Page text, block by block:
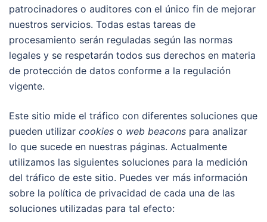
patrocinadores o auditores con el único fin de mejorar
nuestros servicios. Todas estas tareas de
procesamiento serán reguladas según las normas
legales y se respetarán todos sus derechos en materia
de protección de datos conforme a la regulación
vigente.
Este sitio mide el tráfico con diferentes soluciones que
pueden utilizar cookies o web beacons para analizar
lo que sucede en nuestras páginas. Actualmente
utilizamos las siguientes soluciones para la medición
del tráfico de este sitio. Puedes ver más información
sobre la política de privacidad de cada una de las
soluciones utilizadas para tal efecto: